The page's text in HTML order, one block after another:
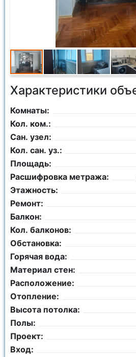
Характеристики
Комнаты:
Кол. ком.:
Сан. узел:
Кол. сан. уз.:
Площадь:
Расшифровка метража:
Этажность:
Ремонт:
Балкон:
Кол. балконов:
Обстановка:
Горячая вода:
Материал стен:
Расположение:
Отопление:
Высота потолка:
Полы:
Проект:
Вход: